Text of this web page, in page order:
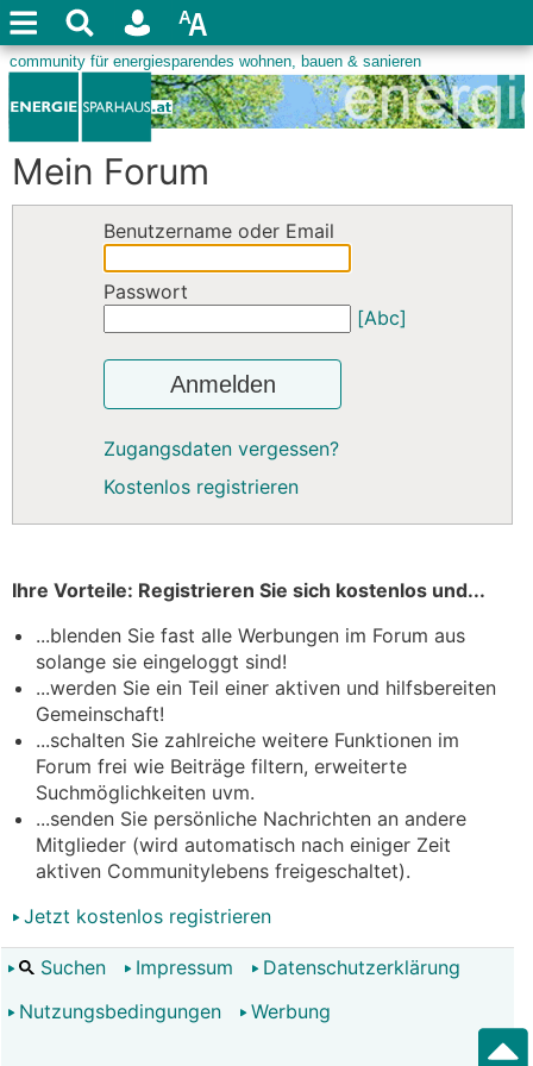
Mein Forum
Benutzername oder Email
Passwort
[Abc]
Anmelden
Zugangsdaten vergessen?
Kostenlos registrieren
Ihre Vorteile: Registrieren Sie sich kostenlos und...
...blenden Sie fast alle Werbungen im Forum aus
solange sie eingeloggt sind!
...werden Sie ein Teil einer aktiven und hilfsbereiten
Gemeinschaft!
...schalten Sie zahlreiche weitere Funktionen im
Forum frei wie Beiträge filtern, erweiterte
Suchmöglichkeiten uvm.
...senden Sie persönliche Nachrichten an andere
Mitglieder (wird automatisch nach einiger Zeit
aktiven Communitylebens freigeschaltet).
Jetzt kostenlos registrieren
Suchen Impressum
Datenschutzerklärung
Nutzungsbedingungen
Werbung